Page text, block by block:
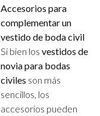
Accesorios para
complementar un
vestido de boda civil
Si bien los vestidos de
novia para bodas
civiles son más
sencillos, los
accesorios pueden